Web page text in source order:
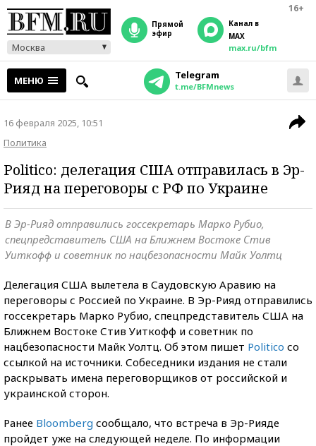
16+
Москва
прямой
эфир
Канал в
MAX
max.ru/bfm
МЕНЮ Telegram
t.me/BFMnews
16 февраля 2025, 10:51
Политика
Politico: делегация США отправилась в Эр-
Рияд на переговоры с РФ по Украине
В Эр-Рияд отправились госсекретарь Марко Рубио,
спецпредставитель США на Ближнем Востоке Стив
Уиткофф и советник по нацбезопасности Майк Уолтц
Делегация США вылетела в Саудовскую Аравию на
переговоры с Россией по Украине. В Эр-Рияд отправились
госсекретарь Марко Рубио, спецпредставитель США на
Ближнем Востоке Стив Уиткофф и советник по
нацбезопасности Майк Уолтц. Об этом пишет Politico со
ссылкой на источники. Собеседники издания не стали
раскрывать имена переговорщиков от российской и
украинской сторон.
Ранее Bloomberg сообщало, что встреча в Эр-Рияде
пройдет уже на следующей неделе. По информации